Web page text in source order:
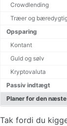
Renters rente beregner
Crowdlending
Træer og
Opsparing
Kontant
Guld og sølv
Kryptovaluta
Passiv indtægt
Planer for den næste
Tak fordi du